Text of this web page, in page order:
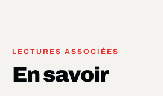
LECTURES ASSOCIÉES
En savoir